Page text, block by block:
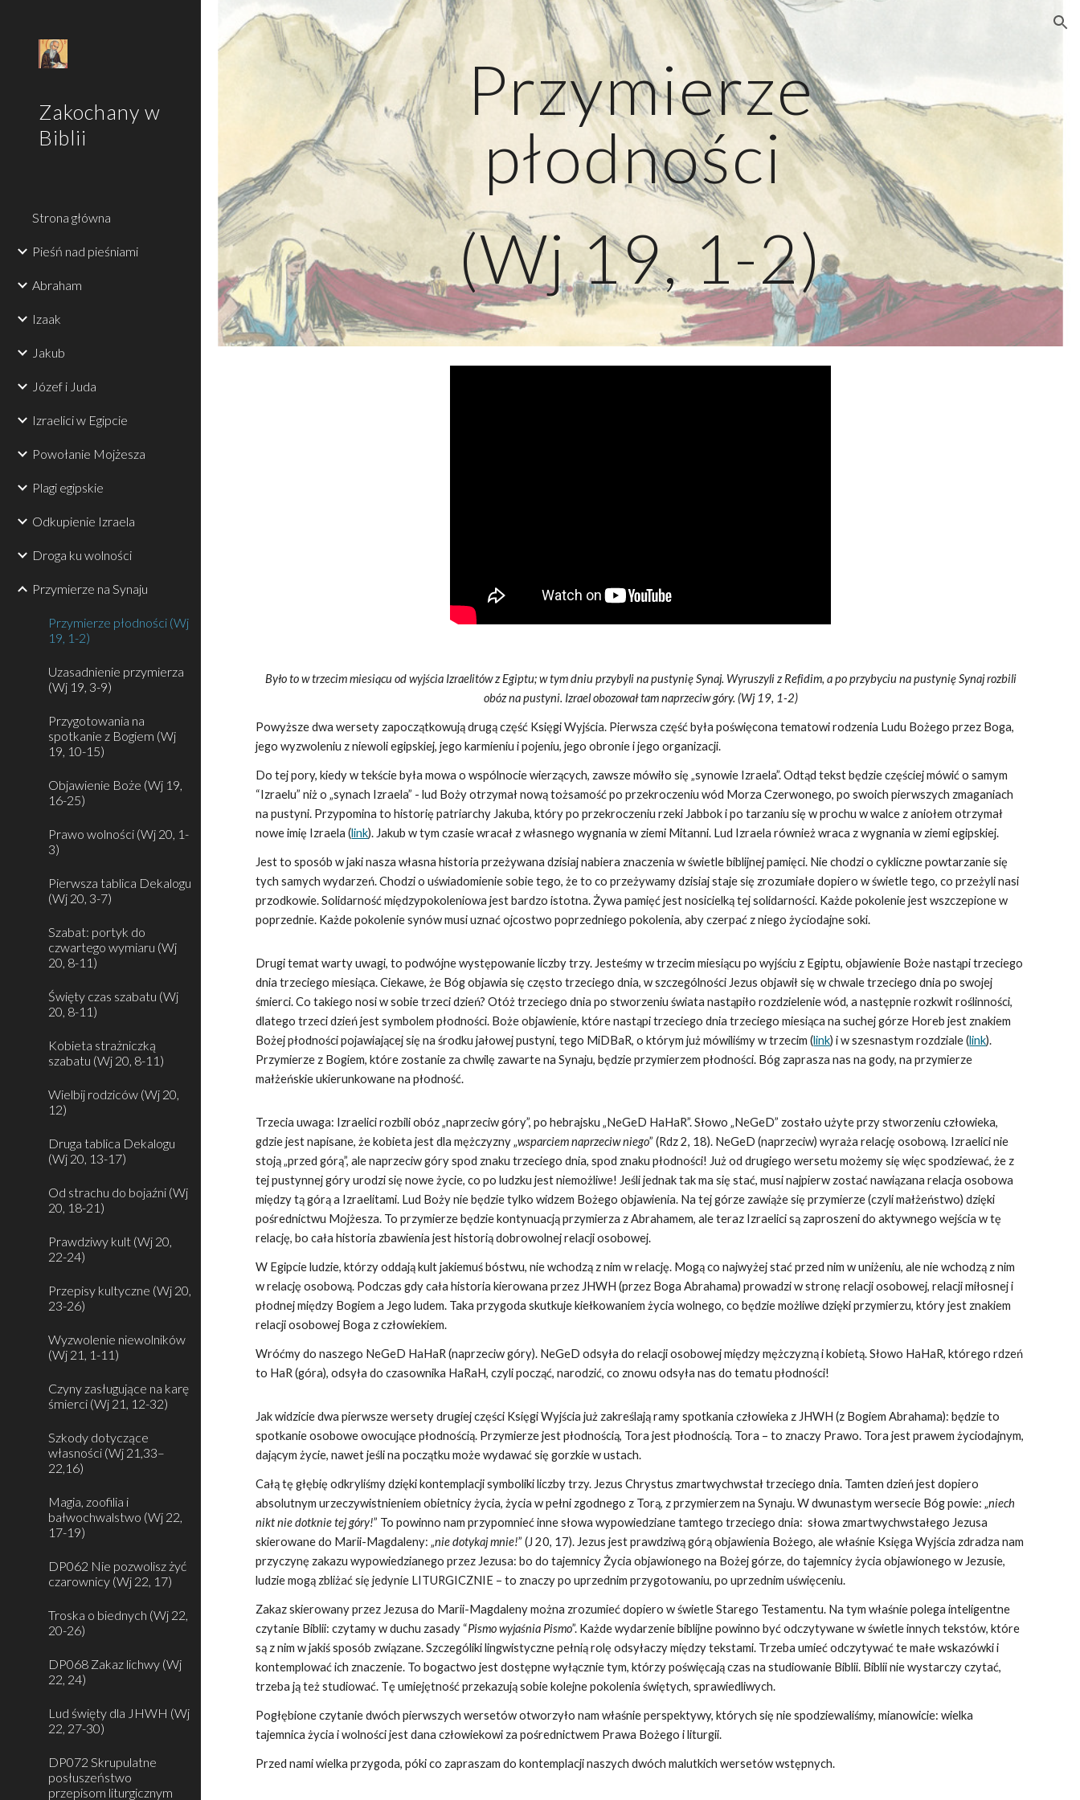
Skip to main content Skip to navigation
Zakochany w
Biblii
Strona główna
Pieśń nad pieśniami
Abraham
Izaak
Jakub
Józef i Juda
Izraelici w Egipcie
Powołanie Mojżesza
Plagi egipskie
Odkupienie Izraela
Droga ku wolności
Przymierze na Synaju
Przymierze płodności (Wj
19, 1-2)
Uzasadnienie przymierza
(Wj 19, 3-9)
Przygotowania na
spotkanie z Bogiem (Wj
19, 10-15)
Objawienie Boże (Wj 19,
16-25)
Prawo wolności (Wj 20, 1-
3)
Pierwsza tablica Dekalogu
(Wj 20, 3-7)
Szabat: portyk do
czwartego wymiaru (Wj
20, 8-11)
Święty czas szabatu (Wj
20, 8-11)
Kobieta strażniczką
szabatu (Wj 20, 8-11)
Wielbij rodziców (Wj 20,
12)
Druga tablica Dekalogu
(Wj 20, 13-17)
Od strachu do bojaźni (Wj
20, 18-21)
Prawdziwy kult (Wj 20,
22-24)
Przepisy kultyczne (Wj 20,
23-26)
Wyzwolenie niewolników
(Wj 21, 1-11)
Czyny zasługujące na karę
śmierci (Wj 21, 12-32)
Szkody dotyczące
własności (Wj 21,33–
22,16)
Magia, zoofilia i
bałwochwalstwo (Wj 22,
17-19)
DP062 Nie pozwolisz żyć
czarownicy (Wj 22, 17)
Troska o biednych (Wj 22,
20-26)
DP068 Zakaz lichwy (Wj
22, 24)
Lud święty dla JHWH (Wj
22, 27-30)
DP072 Skrupulatne
posłuszeństwo
przepisom liturgicznym
Przymierze
płodności
(Wj 19, 1-2)
Było to w trzecim miesiącu od wyjścia Izraelitów z Egiptu; w tym dniu przybyli na pustynię Synaj. Wyruszyli z Refidim, a po przybyciu na pustynię Synaj rozbili
obóz na pustyni. Izrael obozował tam naprzeciw góry. (Wj 19, 1-2)
Powyższe dwa wersety zapoczątkowują drugą część Księgi Wyjścia. Pierwsza część była poświęcona tematowi rodzenia Ludu Bożego przez Boga,
jego wyzwoleniu z niewoli egipskiej, jego karmieniu i pojeniu, jego obronie i jego organizacji.
Do tej pory, kiedy w tekście była mowa o wspólnocie wierzących, zawsze mówiło się „synowie Izraela”. Odtąd tekst będzie częściej mówić o samym
“Izraelu” niż o „synach Izraela” - lud Boży otrzymał nową tożsamość po przekroczeniu wód Morza Czerwonego, po swoich pierwszych zmaganiach
na pustyni. Przypomina to historię patriarchy Jakuba, który po przekroczeniu rzeki Jabbok i po tarzaniu się w prochu w walce z aniołem otrzymał
nowe imię Izraela (link). Jakub w tym czasie wracał z własnego wygnania w ziemi Mitanni. Lud Izraela również wraca z wygnania w ziemi egipskiej.
Jest to sposób w jaki nasza własna historia przeżywana dzisiaj nabiera znaczenia w świetle biblijnej pamięci. Nie chodzi o cykliczne powtarzanie się
tych samych wydarzeń. Chodzi o uświadomienie sobie tego, że to co przeżywamy dzisiaj staje się zrozumiałe dopiero w świetle tego, co przeżyli nasi
przodkowie. Solidarność międzypokoleniowa jest bardzo istotna. Żywa pamięć jest nosicielką tej solidarności. Każde pokolenie jest wszczepione w
poprzednie. Każde pokolenie synów musi uznać ojcostwo poprzedniego pokolenia, aby czerpać z niego życiodajne soki.
Drugi temat warty uwagi, to podwójne występowanie liczby trzy. Jesteśmy w trzecim miesiącu po wyjściu z Egiptu, objawienie Boże nastąpi trzeciego
dnia trzeciego miesiąca. Ciekawe, że Bóg objawia się często trzeciego dnia, w szczególności Jezus objawił się w chwale trzeciego dnia po swojej
śmierci. Co takiego nosi w sobie trzeci dzień? Otóż trzeciego dnia po stworzeniu świata nastąpiło rozdzielenie wód, a następnie rozkwit roślinności,
dlatego trzeci dzień jest symbolem płodności. Boże objawienie, które nastąpi trzeciego dnia trzeciego miesiąca na suchej górze Horeb jest znakiem
Bożej płodności pojawiającej się na środku jałowej pustyni, tego MiDBaR, o którym już mówiliśmy w trzecim (link) i w szesnastym rozdziale (link).
Przymierze z Bogiem, które zostanie za chwilę zawarte na Synaju, będzie przymierzem płodności. Bóg zaprasza nas na gody, na przymierze
małżeńskie ukierunkowane na płodność.
Trzecia uwaga: Izraelici rozbili obóz „naprzeciw góry”, po hebrajsku „NeGeD HaHaR”. Słowo „NeGeD” zostało użyte przy stworzeniu człowieka,
gdzie jest napisane, że kobieta jest dla mężczyzny „wsparciem naprzeciw niego” (Rdz 2, 18). NeGeD (naprzeciw) wyraża relację osobową. Izraelici nie
stoją „przed górą”, ale naprzeciw góry spod znaku trzeciego dnia, spod znaku płodności! Już od drugiego wersetu możemy się więc spodziewać, że z
tej pustynnej góry urodzi się nowe życie, co po ludzku jest niemożliwe! Jeśli jednak tak ma się stać, musi najpierw zostać nawiązana relacja osobowa
między tą górą a Izraelitami. Lud Boży nie będzie tylko widzem Bożego objawienia. Na tej górze zawiąże się przymierze (czyli małżeństwo) dzięki
pośrednictwu Mojżesza. To przymierze będzie kontynuacją przymierza z Abrahamem, ale teraz Izraelici są zaproszeni do aktywnego wejścia w tę
relację, bo cała historia zbawienia jest historią dobrowolnej relacji osobowej.
W Egipcie ludzie, którzy oddają kult jakiemuś bóstwu, nie wchodzą z nim w relację. Mogą co najwyżej stać przed nim w uniżeniu, ale nie wchodzą z nim
w relację osobową. Podczas gdy cała historia kierowana przez JHWH (przez Boga Abrahama) prowadzi w stronę relacji osobowej, relacji miłosnej i
płodnej między Bogiem a Jego ludem. Taka przygoda skutkuje kiełkowaniem życia wolnego, co będzie możliwe dzięki przymierzu, który jest znakiem
relacji osobowej Boga z człowiekiem.
Wróćmy do naszego NeGeD HaHaR (naprzeciw góry). NeGeD odsyła do relacji osobowej między mężczyzną i kobietą. Słowo HaHaR, którego rdzeń
to HaR (góra), odsyła do czasownika HaRaH, czyli począć, narodzić, co znowu odsyła nas do tematu płodności!
Jak widzicie dwa pierwsze wersety drugiej części Księgi Wyjścia już zakreślają ramy spotkania człowieka z JHWH (z Bogiem Abrahama): będzie to
spotkanie osobowe owocujące płodnością. Przymierze jest płodnością, Tora jest płodnością. Tora – to znaczy Prawo. Tora jest prawem życiodajnym,
dającym życie, nawet jeśli na początku może wydawać się gorzkie w ustach.
Całą tę głębię odkryliśmy dzięki kontemplacji symboliki liczby trzy. Jezus Chrystus zmartwychwstał trzeciego dnia. Tamten dzień jest dopiero
absolutnym urzeczywistnieniem obietnicy życia, życia w pełni zgodnego z Torą, z przymierzem na Synaju. W dwunastym wersecie Bóg powie: „niech
nikt nie dotknie tej góry!” To powinno nam przypomnieć inne słowa wypowiedziane tamtego trzeciego dnia: słowa zmartwychwstałego Jezusa
skierowane do Marii-Magdaleny: „nie dotykaj mnie!” (J 20, 17). Jezus jest prawdziwą górą objawienia Bożego, ale właśnie Księga Wyjścia zdradza nam
przyczynę zakazu wypowiedzianego przez Jezusa: bo do tajemnicy Życia objawionego na Bożej górze, do tajemnicy życia objawionego w Jezusie,
ludzie mogą zbliżać się jedynie LITURGICZNIE – to znaczy po uprzednim przygotowaniu, po uprzednim uświęceniu.
Zakaz skierowany przez Jezusa do Marii-Magdaleny można zrozumieć dopiero w świetle Starego Testamentu. Na tym właśnie polega inteligentne
czytanie Biblii: czytamy w duchu zasady “Pismo wyjaśnia Pismo”. Każde wydarzenie biblijne powinno być odczytywane w świetle innych tekstów, które
są z nim w jakiś sposób związane. Szczególiki lingwistyczne pełnią rolę odsyłaczy między tekstami. Trzeba umieć odczytywać te małe wskazówki i
kontemplować ich znaczenie. To bogactwo jest dostępne wyłącznie tym, którzy poświęcają czas na studiowanie Biblii. Biblii nie wystarczy czytać,
trzeba ją też studiować. Tę umiejętność przekazują sobie kolejne pokolenia świętych, sprawiedliwych.
Pogłębione czytanie dwóch pierwszych wersetów otworzyło nam właśnie perspektywy, których się nie spodziewaliśmy, mianowicie: wielka
tajemnica życia i wolności jest dana człowiekowi za pośrednictwem Prawa Bożego i liturgii.
Przed nami wielka przygoda, póki co zapraszam do kontemplacji naszych dwóch malutkich wersetów wstępnych.